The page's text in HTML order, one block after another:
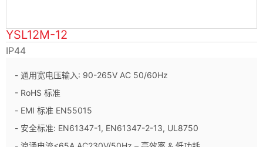
YSL12M-12
IP44
- 通用宽电压输入: 90-265V AC 50/60Hz
- RoHS 标准
- EMI 标准 EN55015
- 安全标准: EN61347-1, EN61347-2-13, UL8750